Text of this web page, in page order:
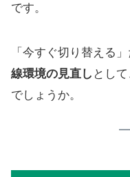
です。
「今すぐ切り替える
線環境の見直し とし
でしょうか。